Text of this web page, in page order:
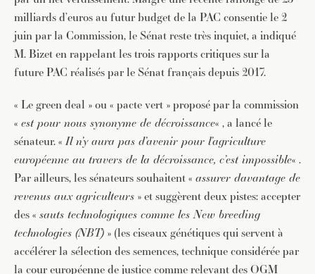
milliards d’euros au futur budget de la PAC consentie le 2
juin par la Commission, le Sénat reste très inquiet, a indiqué
M. Bizet en rappelant les trois rapports critiques sur la
future PAC réalisés par le Sénat français depuis 2017.
« Le green deal » ou « pacte vert » proposé par la commission
« est pour nous synonyme de décroissance« , a lancé le
sénateur. «Il n’y aura pas d’avenir pour l’agriculture
européenne au travers de la décroissance, c’est impossible« .
Par ailleurs, les sénateurs souhaitent « assurer davantage de
revenus aux agriculteurs » et suggèrent deux pistes: accepter
des « sauts technologiques comme les New breeding
technologies (NBT) » (les ciseaux génétiques qui servent à
accélérer la sélection des semences, technique considérée par
la cour européenne de justice comme relevant des OGM